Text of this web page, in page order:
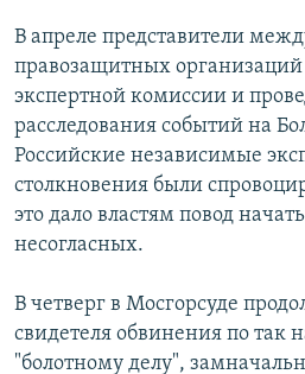
В апреле представители
правозащитных организаций
экспертной комиссии и
расследования событий на
Российские независимые
столкновения были
это дало властям повод
несогласных.
В четверг в Мосгорсуде
свидетеля обвинения по так
"болотному делу",